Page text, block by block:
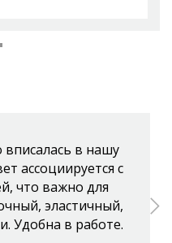
вписалась в нашу
ассоциируется с
что важно для
эластичный,
Удобна в работе.